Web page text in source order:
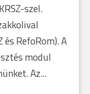
szel.
RefoRom). A
modul
Az...